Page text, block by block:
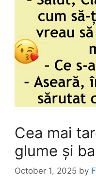
Cea mai
glume și
October 1, 2025 by